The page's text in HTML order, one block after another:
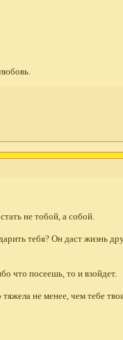
не тобой, а собой.
тебя? Он даст жизнь
что посеешь, то и взойдет.
не менее, чем тебе